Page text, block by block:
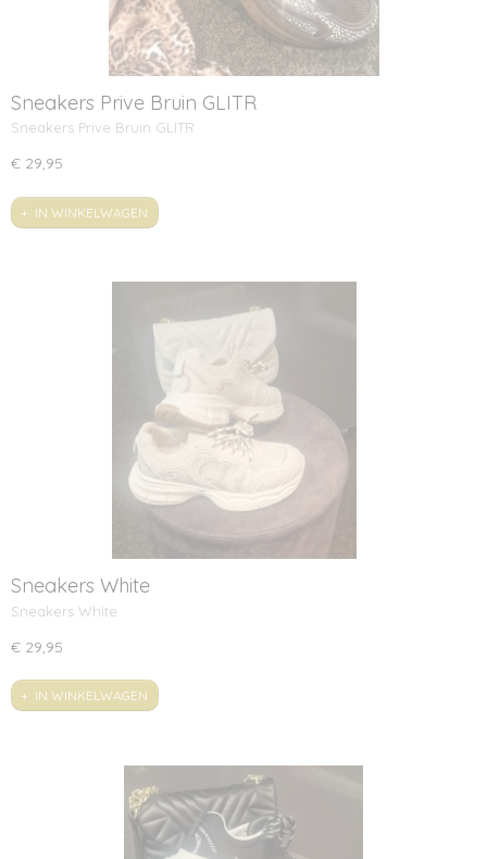
Sneakers Prive Bruin GLITR
Sneakers Prive Bruin GLITR
€ 29,95
IN WINKELWAGEN
Sneakers White
Sneakers White
€ 29,95
IN WINKELWAGEN